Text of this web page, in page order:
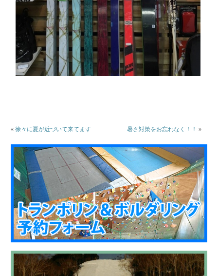
«徐々に夏が近づいて来てます 暑さ対策をお忘れなく！！ »